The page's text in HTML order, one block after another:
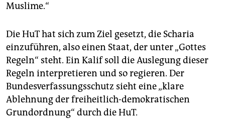
Muslime.“
Die HuT hat sich zum Ziel gesetzt, die Scharia
einzuführen, also einen Staat, der unter „Gottes
Regeln“ steht. Ein Kalif soll die Auslegung dieser
Regeln interpretieren und so regieren. Der
Bundesverfassungsschutz sieht eine „klare
Ablehnung der freiheitlich-demokratischen
Grundordnung“ durch die HuT.